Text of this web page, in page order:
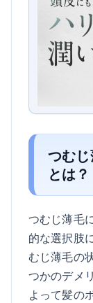
つむ
とは？
つむじ薄毛
的な選択肢
むじ薄毛の
つかのデメ
よって髪の